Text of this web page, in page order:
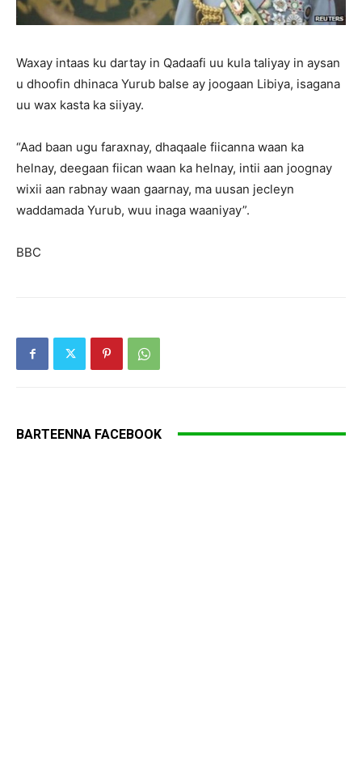
Waxay intaas ku dartay in Qadaafi uu kula taliyay in aysan
u dhoofin dhinaca Yurub balse ay joogaan Libiya, isagana
uu wax kasta ka siiyay.
“Aad baan ugu faraxnay, dhaqaale fiicanna waan ka
helnay, deegaan fiican waan ka helnay, intii aan joognay
wixii aan rabnay waan gaarnay, ma uusan jecleyn
waddamada Yurub, wuu inaga waaniyay”.
BBC
BARTEENNA FACEBOOK